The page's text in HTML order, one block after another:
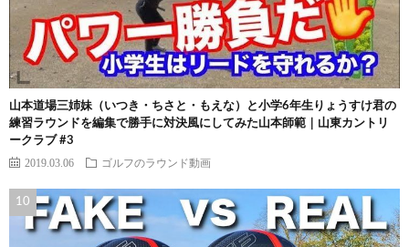
山本道場三姉妹（いつき・ちさと・もえな）と小学6年生りょうすけ君の
練習ラウンドを編集で勝手に対決風にしてみた山本師範｜山東カントリ
ークラブ #3
2019.03.06 ゴルフのラウンド動画